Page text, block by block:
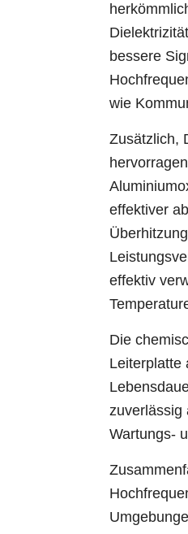
bessere
wie
Zusätzlich,
effektiver
effektiv
Die
Leiterplatte
zuverlässig
Wartungs-